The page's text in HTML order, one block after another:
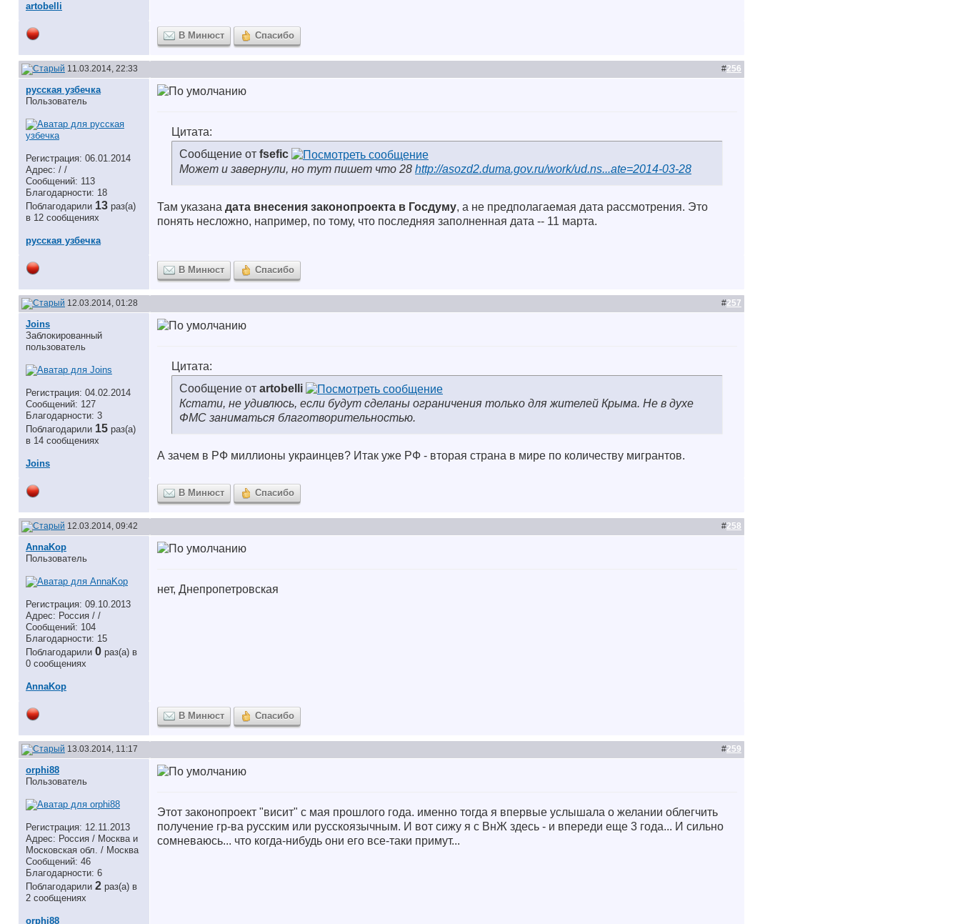
artobelli
В Минюст Спасибо
11.03.2014, 22:33 #256
русская узбечка
Пользователь
Регистрация: 06.01.2014
Адрес: / /
Сообщений: 113
Благодарности: 18
Поблагодарили 13 раз(а)
в 12 сообщениях
русская узбечка
Цитата:
Сообщение от fsefic
Может и завернули, но тут пишет что 28 http://asozd2.duma.gov.ru/work/ud.ns...ate=2014-03-28
Там указана дата внесения законопроекта в Госдуму, а не предполагаемая дата рассмотрения. Это
понять несложно, например, по тому, что последняя заполненная дата -- 11 марта.
В Минюст Спасибо
12.03.2014, 01:28 #257
Joins
Заблокированный
пользователь
Регистрация: 04.02.2014
Сообщений: 127
Благодарности: 3
Поблагодарили 15 раз(а)
в 14 сообщениях
Joins
Цитата:
Сообщение от artobelli
Кстати, не удивлюсь, если будут сделаны ограничения только для жителей Крыма. Не в духе
ФМС заниматься благотворительностью.
А зачем в РФ миллионы украинцев? Итак уже РФ - вторая страна в мире по количеству мигрантов.
В Минюст Спасибо
12.03.2014, 09:42 #258
AnnaKop
Пользователь
Регистрация: 09.10.2013
Адрес: Россия / /
Сообщений: 104
Благодарности: 15
Поблагодарили 0 раз(а) в
0 сообщениях
AnnaKop
нет, Днепропетровская
В Минюст Спасибо
13.03.2014, 11:17 #259
orphi88
Пользователь
Регистрация: 12.11.2013
Адрес: Россия / Москва и
Московская обл. / Москва
Сообщений: 46
Благодарности: 6
Поблагодарили 2 раз(а) в
2 сообщениях
orphi88
Этот законопроект "висит" с мая прошлого года. именно тогда я впервые услышала о желании облегчить
получение гр-ва русским или русскоязычным. И вот сижу я с ВнЖ здесь - и впереди еще 3 года... И сильно
сомневаюсь... что когда-нибудь они его все-таки примут...